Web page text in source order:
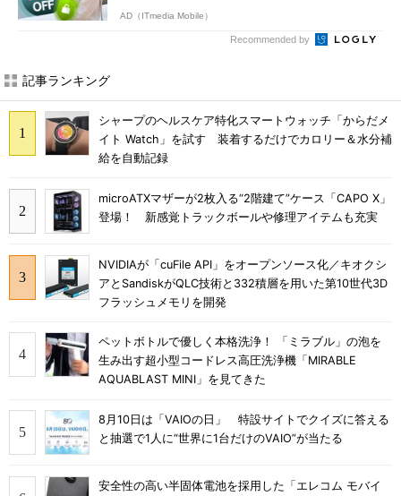
AD（ITmedia Mobile）
Recommended by
記事ランキング
シャープのヘルスケア特化スマートウォッチ「からだメ
イト Watch」を試す 装着するだけでカロリー＆水分補
給を自動記録
microATXマザーが2枚入る“2階建て”ケース「CAPO X」
登場！ 新感覚トラックボールや修理アイテムも充実
NVIDIAが「cuFile API」をオープンソース化／キオクシ
アとSandiskがQLC技術と332積層を用いた第10世代3D
フラッシュメモリを開発
ペットボトルで優しく本格洗浄！ 「ミラブル」の泡を
生み出す超小型コードレス高圧洗浄機「MIRABLE
AQUABLAST MINI」を見てきた
8月10日は「VAIOの日」 特設サイトでクイズに答える
と抽選で1人に“世界に1台だけのVAIO”が当たる
安全性の高い半固体電池を採用した「エレコム モバイ